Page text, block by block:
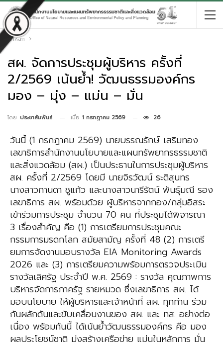
หน้าหลัก
สผ. จัดการประชุมผู้บริหาร ครั้งที่
2/2569 เน้นย้ำ! วัฒนธรรมองค์กร
มอง – มุ่ง – แม่น – มั่น
โดย ประชาสัมพันธ์ เมื่อ 1 กรกฎาคม 2569 26
วันนี้ (1 กรกฎาคม 2569) นายบรรณรักษ์ เสริมทอง
เลขาธิการสำนักงานนโยบายและแผนทรัพยากรธรรมชาติ
และสิ่งแวดล้อม (สผ.) เป็นประธานในการประชุมผู้บริหาร
สผ. ครั้งที่ 2/2569 โดยมี นายจิรวัฒน์ ระติสุนทร
นางสาวกานดา ชูแก้ว และนางสาวนารีรัตน์ พันธุ์มณี รอง
เลขาธิการ สผ. พร้อมด้วย ผู้บริหารจากกอง/กลุ่มอิสระ
เข้าร่วมการประชุม จำนวน 70 คน ที่ประชุมได้พิจารณา
3 เรื่องสำคัญ คือ (1) การเตรียมการประชุมคณะ
กรรมการมรดกโลก สมัยสามัญ ครั้งที่ 48 (2) การเตรี
ยมการจัดงานมอบรางวัล EIA Monitoring Awards
2026 และ (3) การเตรียมความพร้อมการตรวจประเมิน
รางวัลเลิศรัฐ ประจำปี พ.ศ. 2569 : รางวัล คุณภาพการ
บริหารจัดการภาครัฐ รายหมวด ซึ่งเลขาธิการ สผ. ได้
มอบนโยบาย ให้ผู้บริหารและเจ้าหน้าที่ สผ. ทุกท่าน ร่วม
กันผลักดันและขับเคลื่อนงานของ สผ. และ ทส. อย่างต่อ
เนื่อง พร้อมกันนี้ ได้เน้นย้ำวัฒนธรรมองค์กร คือ มอง
ผลประโยชน์ชาติ มุ่งสร้างเครือข่าย แม่นในหลักการ มั่น